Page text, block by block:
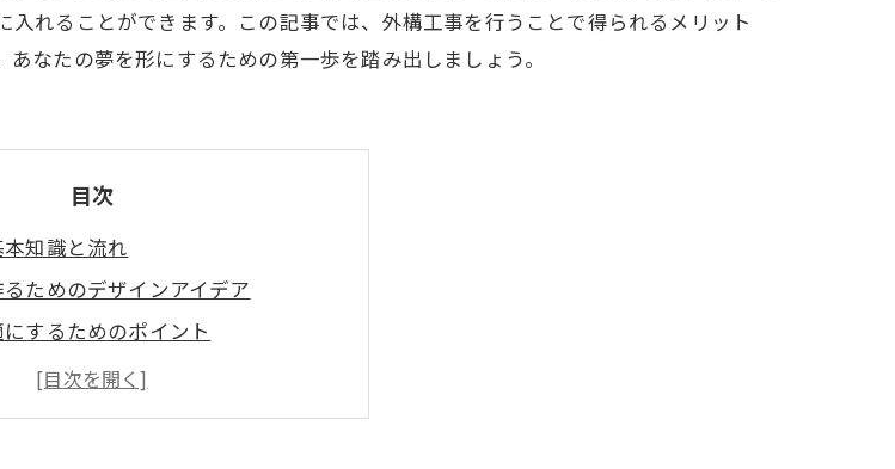
れることができます。この記事では、外構工事を行うことで得られるメリット
なたの夢を形にするための第一歩を踏み出しましょう。
目次
知識と流れ
ためのデザインアイデア
するためのポイント
算設定と費用対効果
事の実例と注意点